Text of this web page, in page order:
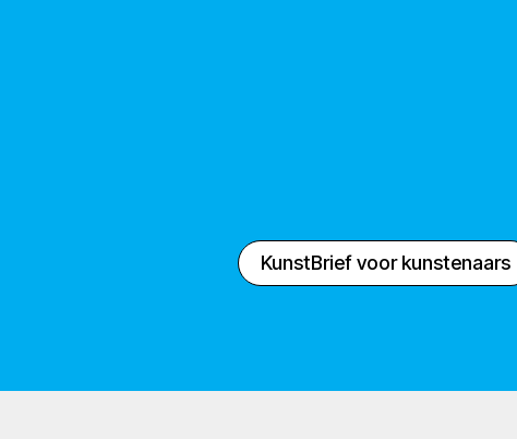
KunstBrief voor kunstenaars